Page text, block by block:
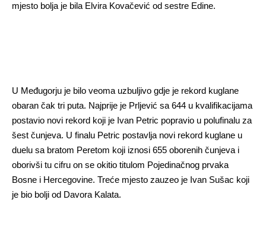
mjesto bolja je bila Elvira Kovačević od sestre Edine.
U Međugorju je bilo veoma uzbuljivo gdje je rekord kuglane
obaran čak tri puta. Najprije je Prljević sa 644 u kvalifikacijama
postavio novi rekord koji je Ivan Petric popravio u polufinalu za
šest čunjeva. U finalu Petric postavlja novi rekord kuglane u
duelu sa bratom Peretom koji iznosi 655 oborenih čunjeva i
oborivši tu cifru on se okitio titulom Pojedinačnog prvaka
Bosne i Hercegovine. Treće mjesto zauzeo je Ivan Sušac koji
je bio bolji od Davora Kalata.